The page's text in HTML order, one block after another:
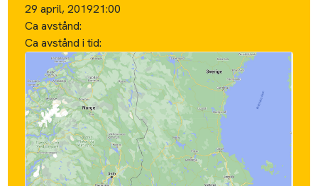
29 april, 201921:00
Ca avstånd:
Ca avstånd i tid: